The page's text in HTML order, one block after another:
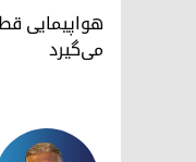
هواپیمایی
می‌گیرد